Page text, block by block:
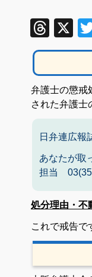
X
弁護士の懲戒
された弁護士
日弁連広報
あなたが取
担当
処分理由・不
これで戒告で